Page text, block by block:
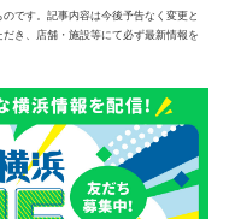
です。記事内容は今後予告なく変更と
き、店舗・施設等にて必ず最新情報を